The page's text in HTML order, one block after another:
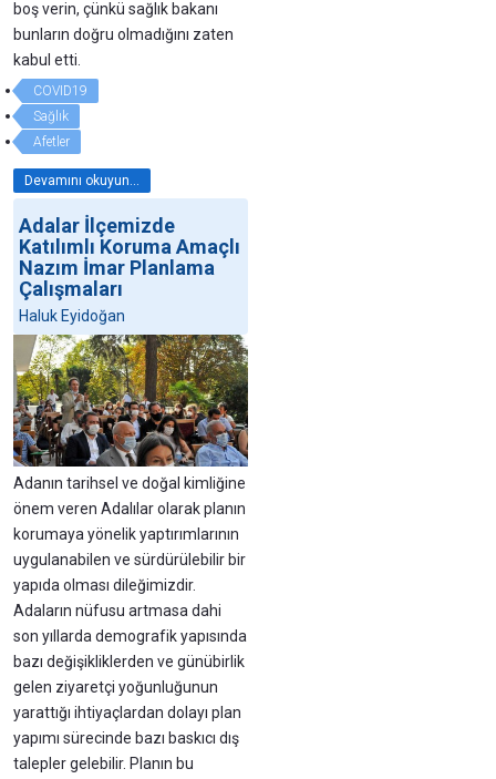
boş verin, çünkü sağlık bakanı
bunların doğru olmadığını zaten
kabul etti.
COVID19
Sağlık
Afetler
Devamını okuyun...
Adalar İlçemizde
Katılımlı Koruma Amaçlı
Nazım İmar Planlama
Çalışmaları
Haluk Eyidoğan
Adanın tarihsel ve doğal kimliğine
önem veren Adalılar olarak planın
korumaya yönelik yaptırımlarının
uygulanabilen ve sürdürülebilir bir
yapıda olması dileğimizdir.
Adaların nüfusu artmasa dahi
son yıllarda demografik yapısında
bazı değişikliklerden ve günübirlik
gelen ziyaretçi yoğunluğunun
yarattığı ihtiyaçlardan dolayı plan
yapımı sürecinde bazı baskıcı dış
talepler gelebilir. Planın bu